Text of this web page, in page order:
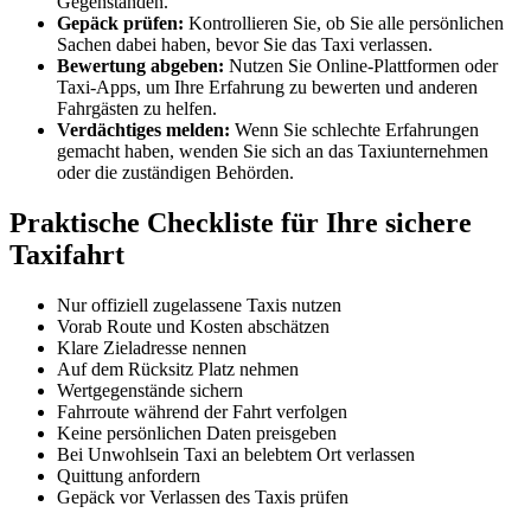
Gepäck prüfen: Kontrollieren Sie, ob Sie alle persönlichen
Sachen dabei haben, bevor Sie das Taxi verlassen.
Bewertung abgeben: Nutzen Sie Online-Plattformen oder
Taxi-Apps, um Ihre Erfahrung zu bewerten und anderen
Fahrgästen zu helfen.
Verdächtiges melden: Wenn Sie schlechte Erfahrungen
gemacht haben, wenden Sie sich an das Taxiunternehmen
oder die zuständigen Behörden.
Praktische Checkliste für Ihre sichere
Taxifahrt
Nur offiziell zugelassene Taxis nutzen
Vorab Route und Kosten abschätzen
Klare Zieladresse nennen
Auf dem Rücksitz Platz nehmen
Wertgegenstände sichern
Fahrroute während der Fahrt verfolgen
Keine persönlichen Daten preisgeben
Bei Unwohlsein Taxi an belebtem Ort verlassen
Quittung anfordern
Gepäck vor Verlassen des Taxis prüfen